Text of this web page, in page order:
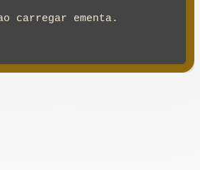
carregar ementa.